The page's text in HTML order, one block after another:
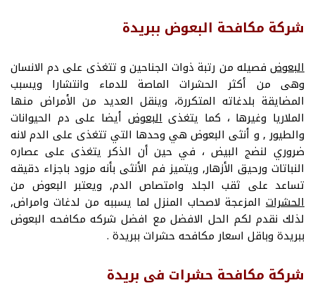
شركة مكافحة البعوض ببريدة
البعوض فصيله من رتبة ذوات الجناحين و تتغذى على دم الانسان
وهى من أكثر الحشرات الماصة للدماء وانتشارا ويسبب
المضايقة بلدغاته المتكررة، وينقل العديد من الأمراض منها
الملاريا وغيرها ، كما يتغذىالبعوض أيضا على دم الحيوانات
والطيور , و أنثى البعوض هي وحدها التي تتغذى على الدم لانه
ضروري لنضج البيض ، في حين أن الذكر يتغذى على عصاره
النباتات ورحيق الأزهار, ويتميز فم الأنثى بأنه مزود باجزاء دقيقه
تساعد على ثقب الجلد وامتصاص الدم, ويعتبر البعوض من
الحشرات المزعجة لاصحاب المنزل لما يسببه من لدغات وامراض,
لذلك نقدم لكم الحل الافضل مع افضل شركه مكافحه البعوض
ببريدة وباقل اسعار مكافحه حشرات ببريدة .
شركة مكافحة حشرات فى بريدة